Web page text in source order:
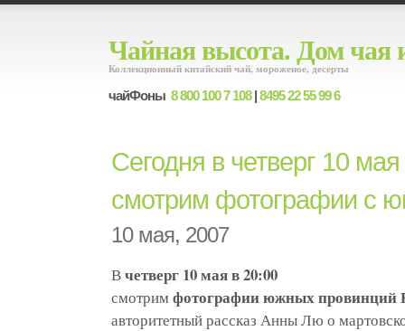
Чайная высота. Дом чая
Коллекционный китайский чай, мороженое, десерты
чайФоны 8 800 100 7 108|8495 22 55 99 6
Сегодня в четверг 10
смотрим фотографии с
10 мая, 2007
Вчетверг 10 мая в 20:00
смотримфотографии южных провинций
авторитетный рассказ Анны Лю о